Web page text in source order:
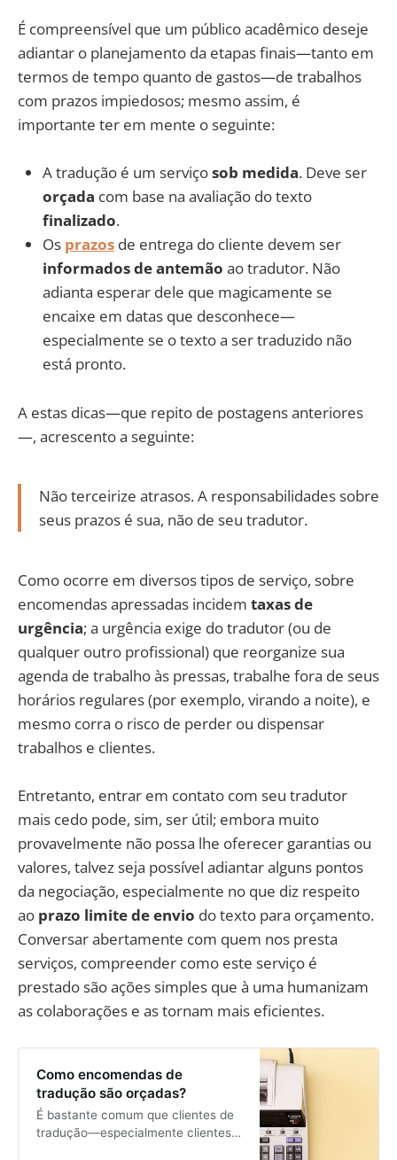
É compreensível que um público acadêmico deseje
adiantar o planejamento da etapas finais—tanto em
termos de tempo quanto de gastos—de trabalhos
com prazos impiedosos; mesmo assim, é
importante ter em mente o seguinte:
A tradução é um serviçosob medida. Deve ser
orçada com base na avaliação do texto
finalizado.
Os prazos de entrega do cliente devem ser
informados de antemão ao tradutor. Não
adianta esperar dele que magicamente se
encaixe em datas que desconhece—
especialmente se o texto a ser traduzido não
está pronto.
A estas dicas—que repito de postagens anteriores
—, acrescento a seguinte:
Não terceirize atrasos. A responsabilidades sobre
seus prazos é sua, não de seu tradutor.
Como ocorre em diversos tipos de serviço, sobre
encomendas apressadas incidem taxas de
urgência; a urgência exige do tradutor (ou de
qualquer outro profissional) que reorganize sua
agenda de trabalho às pressas, trabalhe fora de seus
horários regulares (por exemplo, virando a noite), e
mesmo corra o risco de perder ou dispensar
trabalhos e clientes.
Entretanto, entrar em contato com seu tradutor
mais cedo pode, sim, ser útil; embora muito
provavelmente não possa lhe oferecer garantias ou
valores, talvez seja possível adiantar alguns pontos
da negociação, especialmente no que diz respeito
ao prazo limite de envio do texto para orçamento.
Conversar abertamente com quem nos presta
serviços, compreender como este serviço é
prestado são ações simples que à uma humanizam
as colaborações e as tornam mais eficientes.
Como encomendas de
tradução são orçadas?
É bastante comum que clientes de
tradução—especialmente clientes